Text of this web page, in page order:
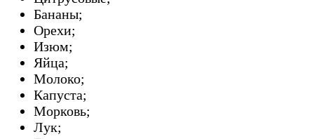
Бананы;
Орехи;
Изюм;
Яйца;
Молоко;
Капуста;
Морковь;
Лук;